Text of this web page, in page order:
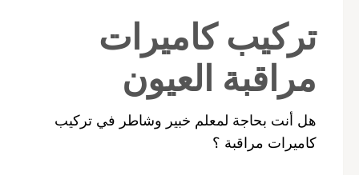
تركيب كاميرات
مراقبة العيون
هل أنت بحاجة لمعلم خبير وشاطر في تركيب
كاميرات مراقبة ؟